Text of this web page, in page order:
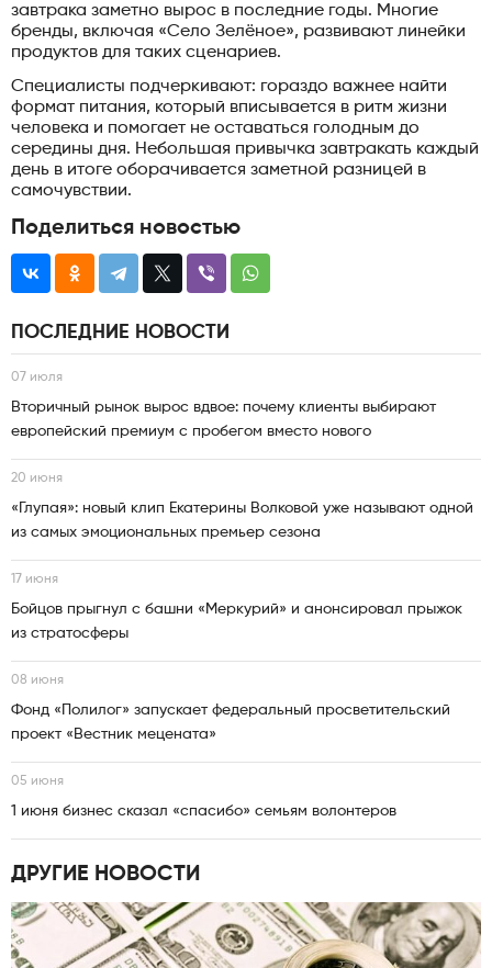
завтрака заметно вырос в последние годы. Многие
бренды, включая «Село Зелёное», развивают линейки
продуктов для таких сценариев.
Специалисты подчеркивают: гораздо важнее найти
формат питания, который вписывается в ритм жизни
человека и помогает не оставаться голодным до
середины дня. Небольшая привычка завтракать каждый
день в итоге оборачивается заметной разницей в
самочувствии.
Поделиться новостью
ПОСЛЕДНИЕ НОВОСТИ
07 июля
Вторичный рынок вырос вдвое: почему клиенты выбирают
европейский премиум с пробегом вместо нового
20 июня
«Глупая»: новый клип Екатерины Волковой уже называют одной
из самых эмоциональных премьер сезона
17 июня
Бойцов прыгнул с башни «Меркурий» и анонсировал прыжок
из стратосферы
08 июня
Фонд «Полилог» запускает федеральный просветительский
проект «Вестник мецената»
05 июня
1 июня бизнес сказал «спасибо» семьям волонтеров
ДРУГИЕ НОВОСТИ